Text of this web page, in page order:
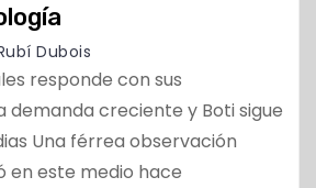
Dubois
responde con sus
demanda creciente y Boti sigue
Una férrea observación
este medio hace